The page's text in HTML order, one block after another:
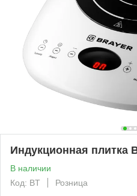
Индукционная плитка
В наличии
Код: BT
Розница